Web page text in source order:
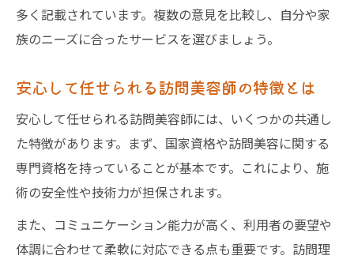
多く記載されています。複数の意見を比較し、自分や家
族のニーズに合ったサービスを選びましょう。
安心して任せられる訪問美容師の特徴とは
安心して任せられる訪問美容師には、いくつかの共通し
た特徴があります。まず、国家資格や訪問美容に関する
専門資格を持っていることが基本です。これにより、施
術の安全性や技術力が担保されます。
また、コミュニケーション能力が高く、利用者の要望や
体調に合わせて柔軟に対応できる点も重要です。訪問理